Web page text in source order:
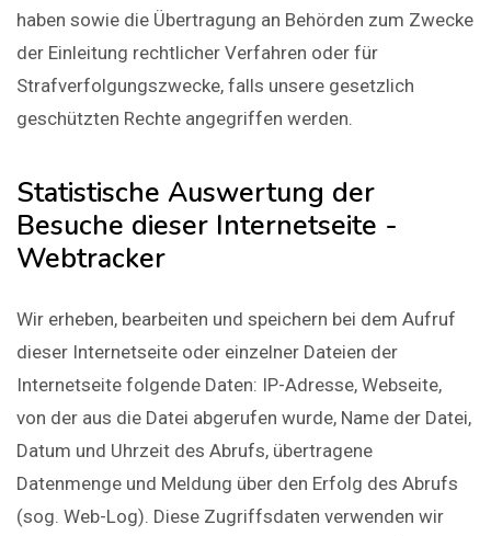
haben sowie die Übertragung an Behörden zum Zwecke
der Einleitung rechtlicher Verfahren oder für
Strafverfolgungszwecke, falls unsere gesetzlich
geschützten Rechte angegriffen werden.
Statistische Auswertung der
Besuche dieser Internetseite -
Webtracker
Wir erheben, bearbeiten und speichern bei dem Aufruf
dieser Internetseite oder einzelner Dateien der
Internetseite folgende Daten: IP-Adresse, Webseite,
von der aus die Datei abgerufen wurde, Name der Datei,
Datum und Uhrzeit des Abrufs, übertragene
Datenmenge und Meldung über den Erfolg des Abrufs
(sog. Web-Log). Diese Zugriffsdaten verwenden wir